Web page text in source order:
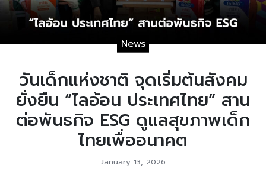
News
วันเด็กแห่งชาติ จุดเริ่มต้นสังคม
ยั่งยืน “ไลอ้อน ประเทศไทย” สาน
ต่อพันธกิจ ESG ดูแลสุขภาพเด็ก
ไทยเพื่ออนาคต
January 13, 2026